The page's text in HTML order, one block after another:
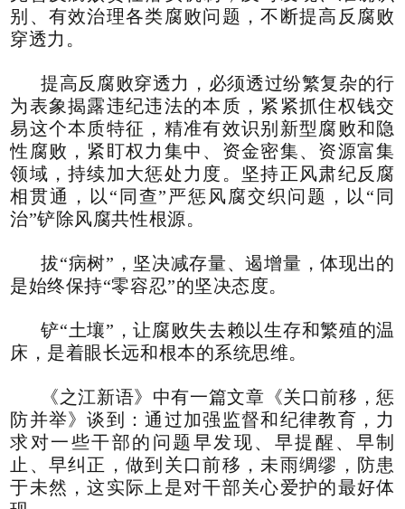
别、有效治理各类腐败问题，不断提高反腐败
穿透力。
提高反腐败穿透力，必须透过纷繁复杂的行
为表象揭露违纪违法的本质，紧紧抓住权钱交
易这个本质特征，精准有效识别新型腐败和隐
性腐败，紧盯权力集中、资金密集、资源富集
领域，持续加大惩处力度。坚持正风肃纪反腐
相贯通，以“同查”严惩风腐交织问题，以“同
治”铲除风腐共性根源。
拔“病树”，坚决减存量、遏增量，体现出的
是始终保持“零容忍”的坚决态度。
铲“土壤”，让腐败失去赖以生存和繁殖的温
床，是着眼长远和根本的系统思维。
《之江新语》中有一篇文章《关口前移，惩
防并举》谈到：通过加强监督和纪律教育，力
求对一些干部的问题早发现、早提醒、早制
止、早纠正，做到关口前移，未雨绸缪，防患
于未然，这实际上是对干部关心爱护的最好体